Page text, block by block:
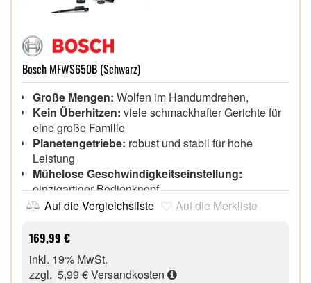
Bosch MFWS650B (Schwarz)
Große Mengen: Wolfen im Handumdrehen,
Kein Überhitzen: viele schmackhafter Gerichte für
eine große Familie
Planetengetriebe: robust und stabil für hohe
Leistung
Mühelose Geschwindigkeitseinstellung:
einzigartiger Bedienknopf
Auf die Vergleichsliste
Auf die Merkliste
169,99 €
inkl. 19% MwSt.
zzgl. 5,99 €Versandkosten